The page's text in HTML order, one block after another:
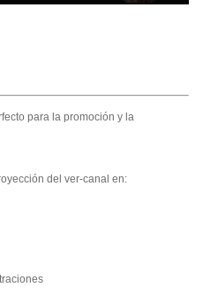
para la promoción y la
del ver-canal en: